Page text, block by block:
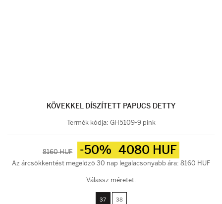
KÖVEKKEL DÍSZÍTETT PAPUCS DETTY
Termék kódja: GH5109-9 pink
8160 HUF -50% 4080 HUF
Az árcsökkentést megelözö 30 nap legalacsonyabb ára: 8160 HUF
Válassz méretet:
37 38